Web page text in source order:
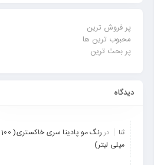
پر فروش ترین
محبوب ترین ها
پر بحث ترین
دیدگاه
ثنا در
رنگ مو پادینا سری خاکستری( 100
میلی لیتر)